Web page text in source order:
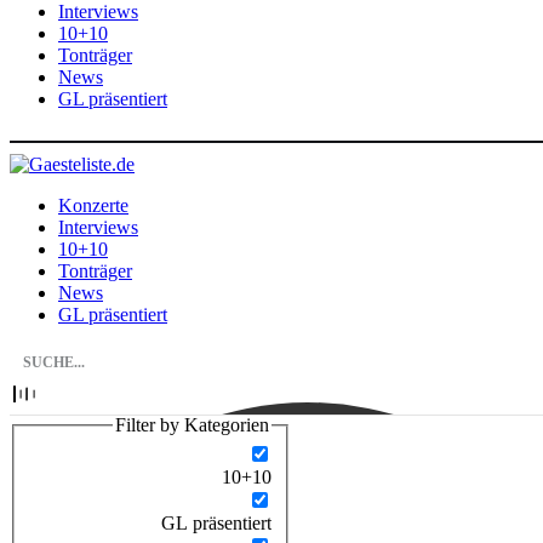
Interviews
10+10
Tonträger
News
GL präsentiert
Konzerte
Interviews
10+10
Tonträger
News
GL präsentiert
Filter by Kategorien
10+10
GL präsentiert